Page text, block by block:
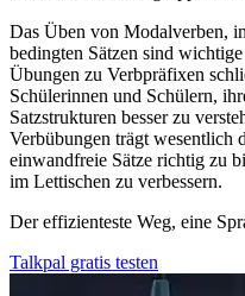
Das Üben von Modalverben,
bedingten Sätzen sind
Übungen zu Verbpräfixen
Schülerinnen und Schülern,
Satzstrukturen besser zu
Verbübungen trägt wesentlich
einwandfreie Sätze richtig zu
im Lettischen zu verbessern.
Der effizienteste Weg, eine
Talkpal gratis testen